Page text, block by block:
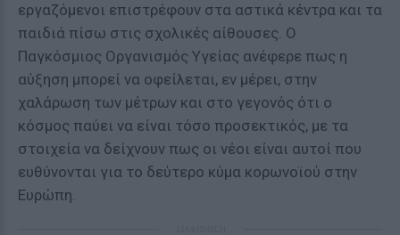
εργαζόμενοι επιστρέφουν στα αστικά κέντρα και τα
παιδιά πίσω στις σχολικές αίθουσες. Ο
Παγκόσμιος Οργανισμός Υγείας ανέφερε πως η
αύξηση μπορεί να οφείλεται, εν μέρει, στην
χαλάρωση των μέτρων και στο γεγονός ότι ο
κόσμος παύει να είναι τόσο προσεκτικός, με τα
στοιχεία να δείχνουν πως οι νέοι είναι αυτοί που
ευθύνονται για το δεύτερο κύμα κορωνοϊού στην
Ευρώπη.